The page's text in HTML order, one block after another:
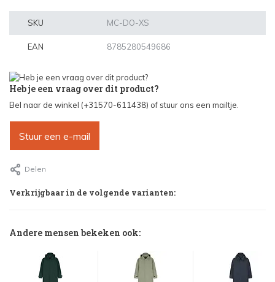
SKU MC-DO-XS
EAN 8785280549686
Heb je een vraag over dit product?
Bel naar de winkel (+31570-611438) of stuur ons een mailtje.
Stuur een e-mail
Delen
Verkrijgbaar in de volgende varianten:
Andere mensen bekeken ook: